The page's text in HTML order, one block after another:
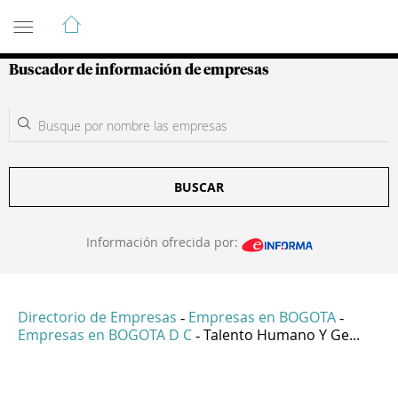
Guía de Empresas Colombianas
Buscador de información de empresas
BUSCAR
Información ofrecida por:
Directorio de Empresas - Empresas en BOGOTA -
Empresas en BOGOTA D C - Talento Humano Y Ge...